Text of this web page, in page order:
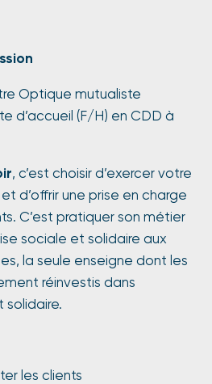
Optique mutualiste
d’accueil (F/H) en CDD à
, c’est choisir d’exercer votre
d’offrir une prise en charge
C’est pratiquer son métier
sociale et solidaire aux
la seule enseigne dont les
réinvestis dans
solidaire.
les clients